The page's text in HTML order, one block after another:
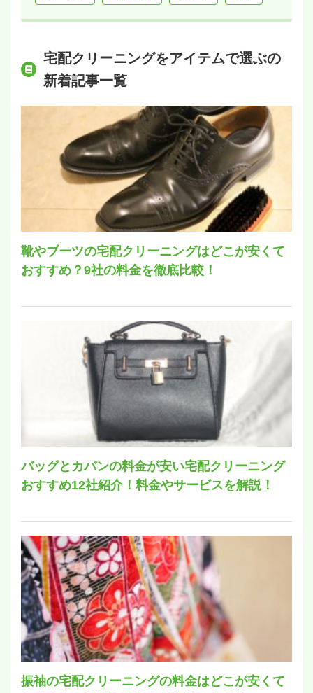
宅配クリーニングをアイテムで選ぶの
新着記事一覧
靴やブーツの宅配クリーニングはどこが安くて
おすすめ？9社の料金を徹底比較！
バッグとカバンの料金が安い宅配クリーニング
おすすめ12社紹介！料金やサービスを解説！
振袖の宅配クリーニングの料金はどこが安くて